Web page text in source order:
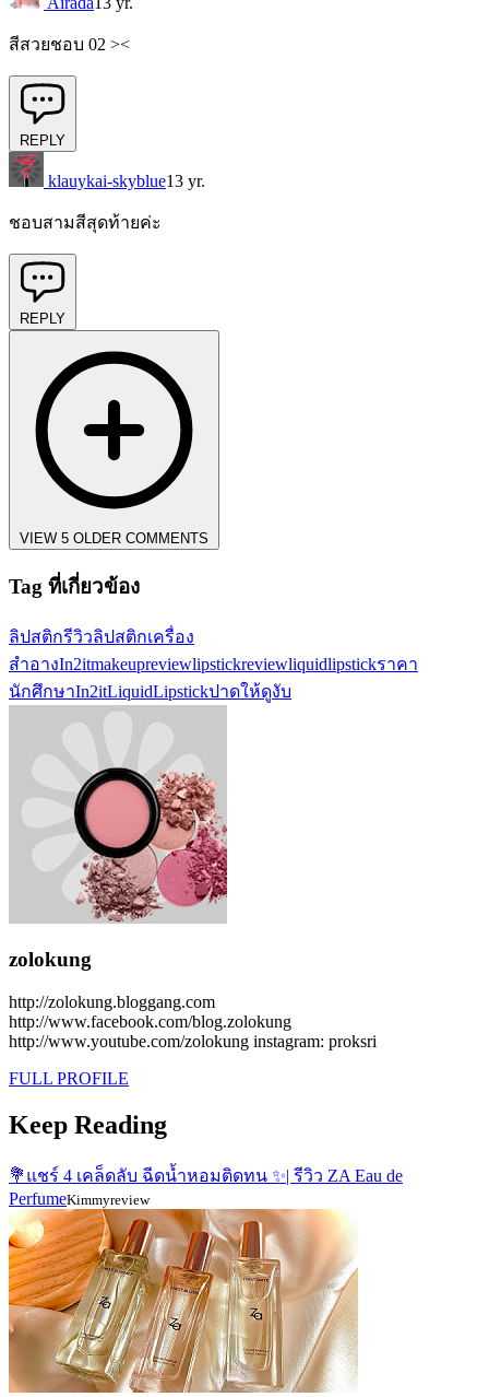
สีสวยชอบ 02 ><
REPLY
klauykai-skyblue13 yr.
ชอบสามสีสุดท้ายค่ะ
REPLY
VIEW 5 OLDER COMMENTS
Tag ที่เกี่ยวข้อง
ลิปสติกรีวิวลิปสติกเครื่อง
สำอางIn2itmakeupreviewlipstickreviewliquidlipstickราคา
นักศึกษาIn2itLiquidLipstickปาดให้ดูงับ
zolokung
http://zolokung.bloggang.com
http://www.facebook.com/blog.zolokung
http://www.youtube.com/zolokung instagram: proksri
FULL PROFILE
Keep Reading
💐แชร์ 4 เคล็ดลับ ฉีดน้ำหอมติดทน ✨| รีวิว ZA Eau de
PerfumeKimmyreview